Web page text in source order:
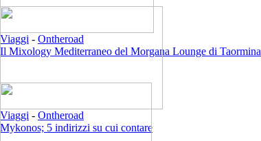
Viaggi - Ontheroad
Il Mixology Mediterraneo del Morgana Lounge di Taormina
Viaggi - Ontheroad
Mykonos; 5 indirizzi su cui contare